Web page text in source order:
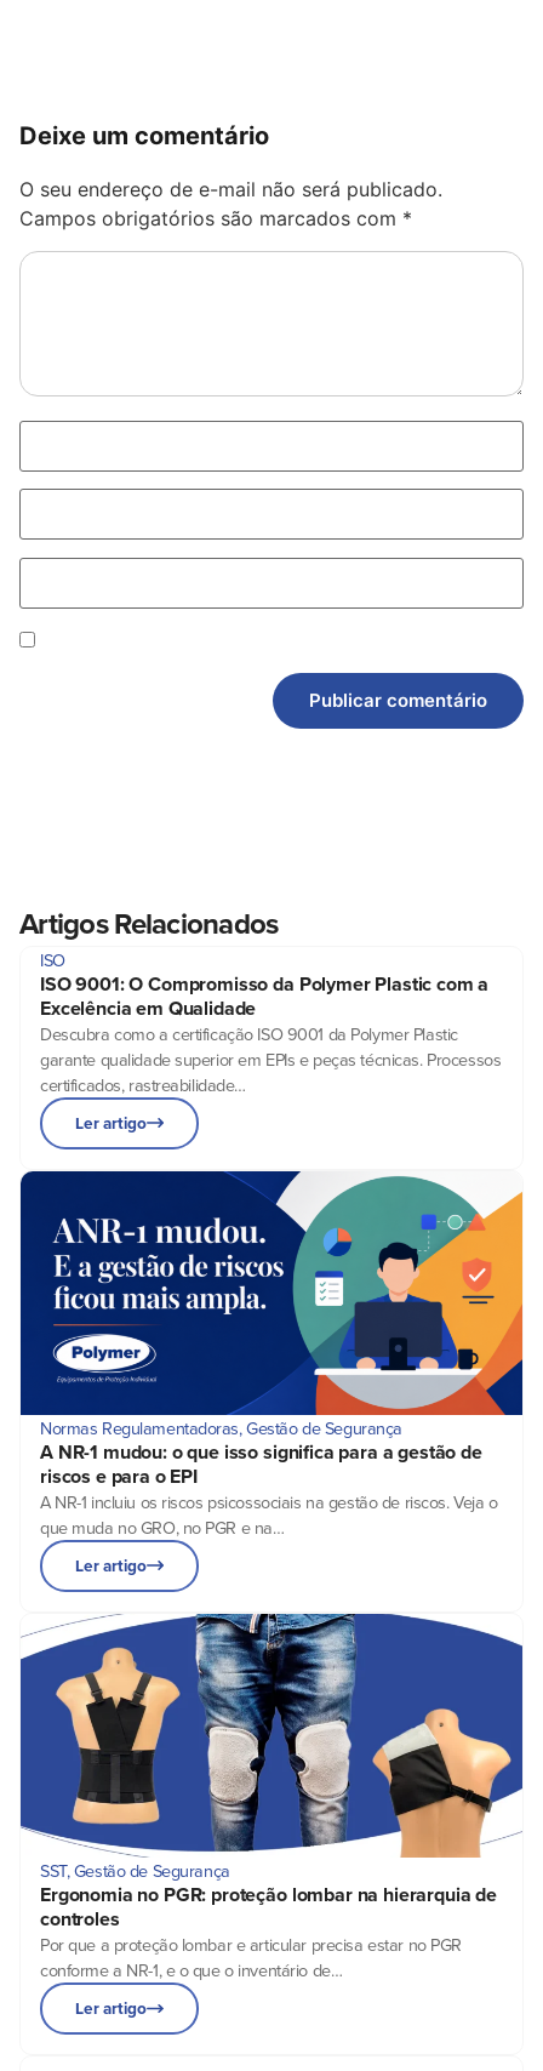
Deixe um comentário
O seu endereço de e-mail não será publicado.
Campos obrigatórios são marcados com *
Artigos Relacionados
ISO
ISO 9001: O Compromisso da Polymer Plastic com a
Excelência em Qualidade
Descubra como a certificação ISO 9001 da Polymer Plastic
garante qualidade superior em EPIs e peças técnicas. Processos
certificados, rastreabilidade…
Ler artigo
Normas Regulamentadoras,Gestão de Segurança
A NR-1 mudou: o que isso significa para a gestão de
riscos e para o EPI
A NR-1 incluiu os riscos psicossociais na gestão de riscos. Veja o
que muda no GRO, no PGR e na…
Ler artigo
SST,Gestão de Segurança
Ergonomia no PGR: proteção lombar na hierarquia de
controles
Por que a proteção lombar e articular precisa estar no PGR
conforme a NR-1, e o que o inventário de…
Ler artigo